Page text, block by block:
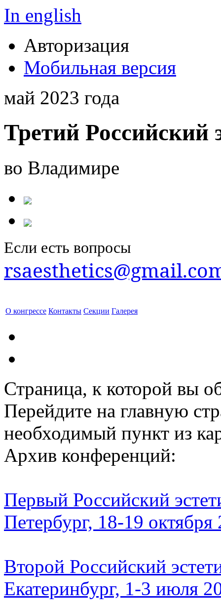
In english
Авторизация
Мобильная версия
май 2023 года
Третий Российский
во Владимире
Если есть вопросы
О конгрессе Контакты Секции Галерея
Страница, к которой вы
Перейдите на главную
необходимый пункт из
Архив конференций:
Первый Российский
Петербург, 18-19 октября
Второй Российский
Екатеринбург, 1-3 июля